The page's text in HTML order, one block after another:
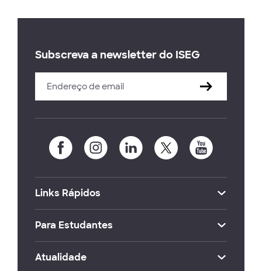
Subscreva a newsletter do ISEG
Links Rápidos
Para Estudantes
Atualidade